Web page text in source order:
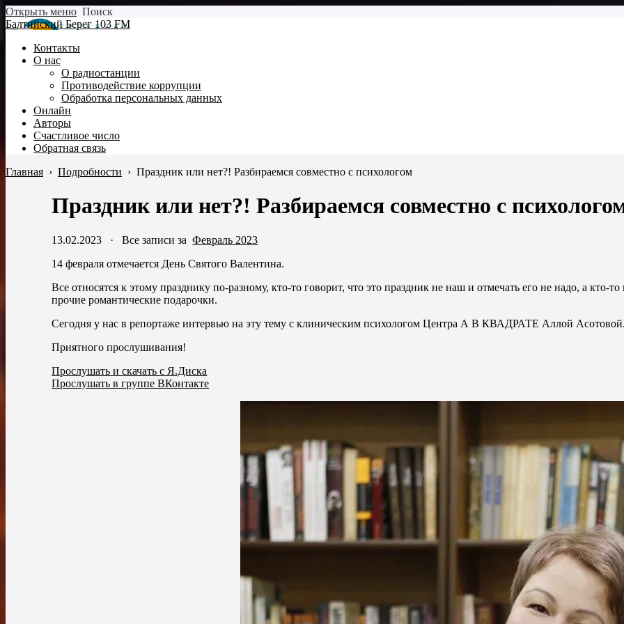
Открыть меню Поиск
Балтийский Берег 103 FM
Контакты
О нас
О радиостанции
Противодействие коррупции
Обработка персональных данных
Онлайн
Авторы
Счастливое число
Обратная связь
Главная › Подробности › Праздник или нет?! Разбираемся совместно с психологом
Праздник или нет?! Разбираемся совместно с
13.02.2023 ·Все записи заФевраль 2023
14 февраля отмечается День Святого Валентина.
Все относятся к этому празднику по-разному, кто-то говорит, что это праздник не наш и отмечать его не надо, а кто-
прочие романтические подарочки.
Сегодня у нас в репортаже интервью на эту тему с клиническим психологом Центра А В КВАДРАТЕ Аллой
Приятного прослушивания!
Прослушать и скачать с Я.Диска
Прослушать в группе ВКонтакте